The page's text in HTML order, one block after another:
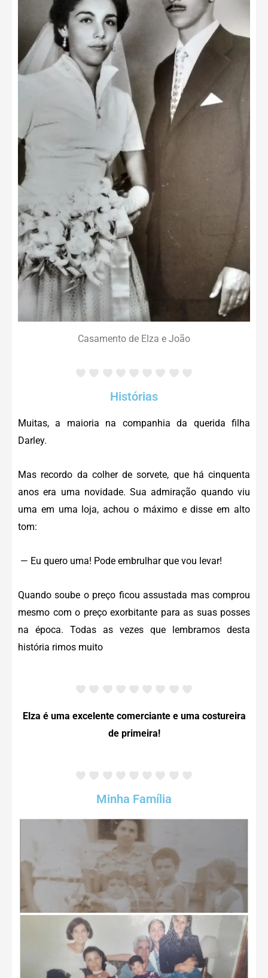
Casamento de Elza e João
Histórias
Muitas, a maioria na companhia da querida filha
Darley.
Mas recordo da colher de sorvete, que há cinquenta
anos era uma novidade. Sua admiração quando viu
uma em uma loja, achou o máximo e disse em alto
tom:
— Eu quero uma! Pode embrulhar que vou levar!
Quando soube o preço ficou assustada mas comprou
mesmo com o preço exorbitante para as suas posses
na época. Todas as vezes que lembramos desta
história rimos muito
Elza é uma excelente comerciante e uma costureira
de primeira!
Minha Família